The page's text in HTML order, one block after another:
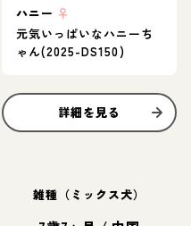
ハニー ♀
元気いっぱいなハニーち
ゃん(2025-DS150)
詳細を見る
雑種（ミックス犬）